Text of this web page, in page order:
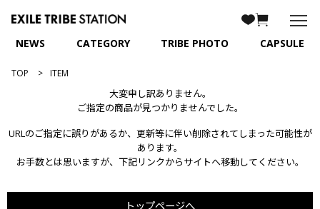
NEWS CATEGORY TRIBE PHOTO CAPSULE
TOP ITEM
大変申し訳ありません。
ご指定の商品が見つかりませんでした。
URLのご指定に誤りがあるか、更新等に伴い削除されてしまった可能性が
あります。
お手数とは思いますが、下記リンクからサイトへ移動してください。
トップページへ